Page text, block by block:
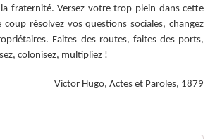
fraternité. Versez votre trop-plein dans cette
résolvez vos questions sociales, changez
Faites des routes, faites des ports,
colonisez, multipliez !
Victor Hugo, Actes et Paroles, 1879